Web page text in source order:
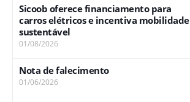
Sicoob oferece financiamento para
carros elétricos e incentiva mobilidade
sustentável
01/08/2026
Nota de falecimento
01/06/2026